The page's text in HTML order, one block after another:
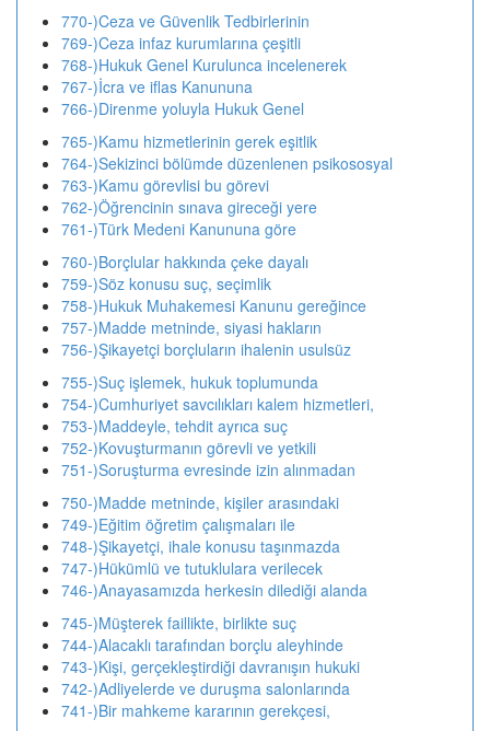
770-)Ceza ve Güvenlik Tedbirlerinin
769-)Ceza infaz kurumlarına çeşitli
768-)Hukuk Genel Kurulunca incelenerek
767-)İcra ve iflas Kanununa
766-)Direnme yoluyla Hukuk Genel
765-)Kamu hizmetlerinin gerek eşitlik
764-)Sekizinci bölümde düzenlenen psikososyal
763-)Kamu görevlisi bu görevi
762-)Öğrencinin sınava gireceği yere
761-)Türk Medeni Kanununa göre
760-)Borçlular hakkında çeke dayalı
759-)Söz konusu suç, seçimlik
758-)Hukuk Muhakemesi Kanunu gereğince
757-)Madde metninde, siyasi hakların
756-)Şikayetçi borçluların ihalenin usulsüz
755-)Suç işlemek, hukuk toplumunda
754-)Cumhuriyet savcılıkları kalem hizmetleri,
753-)Maddeyle, tehdit ayrıca suç
752-)Kovuşturmanın görevli ve yetkili
751-)Soruşturma evresinde izin alınmadan
750-)Madde metninde, kişiler arasındaki
749-)Eğitim öğretim çalışmaları ile
748-)Şikayetçi, ihale konusu taşınmazda
747-)Hükümlü ve tutuklulara verilecek
746-)Anayasamızda herkesin dilediği alanda
745-)Müşterek faillikte, birlikte suç
744-)Alacaklı tarafından borçlu aleyhinde
743-)Kişi, gerçekleştirdiği davranışın hukuki
742-)Adliyelerde ve duruşma salonlarında
741-)Bir mahkeme kararının gerekçesi,